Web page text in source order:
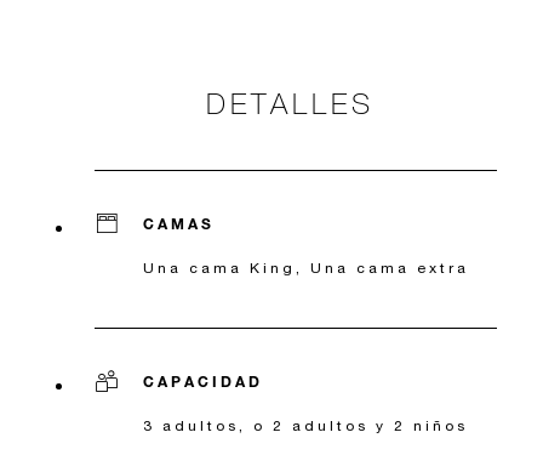
DETALLES
CAMAS
Una cama King, Una cama extra
CAPACIDAD
3 adultos, o 2 adultos y 2 niños